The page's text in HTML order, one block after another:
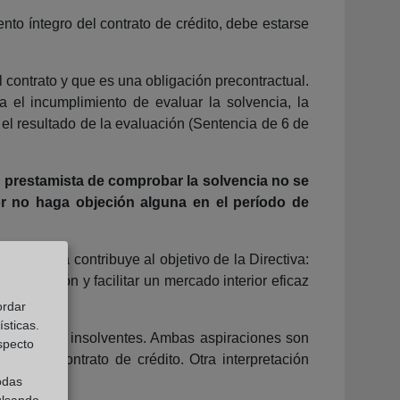
íntegro del contrato de crédito, debe estarse
y que es una obligación precontractual.
el incumplimiento de evaluar la solvencia, la
resultado de la evaluación (Sentencia de 6 de
de comprobar la solvencia no se
no haga objeción alguna en el período de
contribuye al objetivo de la Directiva:
protección y facilitar un mercado interior eficaz
insolventes. Ambas aspiraciones son
del contrato de crédito. Otra interpretación